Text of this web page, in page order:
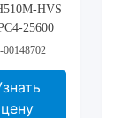
HVS
25600
480 GB
цену